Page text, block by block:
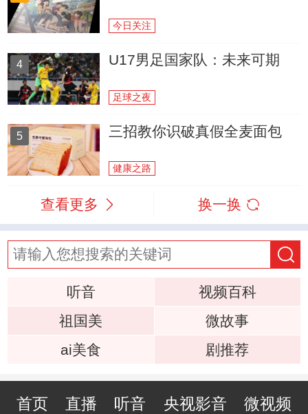
今日关注
4 U17男足国家队：未来可期
足球之夜
5 三招教你识破真假全麦面包
健康之路
查看更多 换一换
听音
视频百科
祖国美
微故事
ai美食
剧推荐
首页 直播 听音 央视影音 微视频